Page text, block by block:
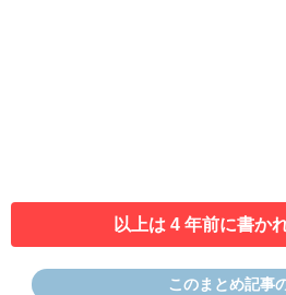
以上は 4 年前に書か
このまとめ記事